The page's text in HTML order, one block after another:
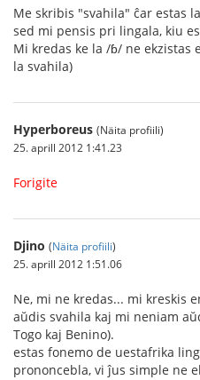
Me skribis "svahila" ĉar estas
sed mi pensis pri lingala, kiu
Mi kredas ke la /ɓ/ ne ekzistas
la svahila)
Hyperboreus (Näita profiili)
25. aprill 2012 1:41.23
Forigite
Djino (Näita profiili)
25. aprill 2012 1:51.06
Ne, mi ne kredas... mi kreskis
aŭdis svahila kaj mi neniam
Togo kaj Benino).
estas fonemo de uestafrika
prononcebla, vi ĵus simple ne